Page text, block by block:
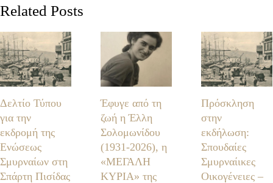
Related Posts
Δελτίο Τύπου
για την
εκδρομή της
Ενώσεως
Σμυρναίων στη
Σπάρτη Πισίδας
Έφυγε από τη
ζωή η Έλλη
Σολομωνίδου
(1931-2026), η
«ΜΕΓΑΛΗ
ΚΥΡΙΑ» της
Πρόσκληση
στην
εκδήλωση:
Σπουδαίες
Σμυρναίικες
Οικογένειες –